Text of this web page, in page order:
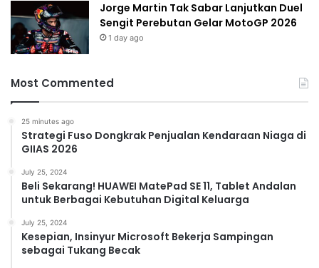
Jorge Martin Tak Sabar Lanjutkan Duel
Sengit Perebutan Gelar MotoGP 2026
1 day ago
Most Commented
25 minutes ago
Strategi Fuso Dongkrak Penjualan Kendaraan Niaga di
GIIAS 2026
July 25, 2024
Beli Sekarang! HUAWEI MatePad SE 11, Tablet Andalan
untuk Berbagai Kebutuhan Digital Keluarga
July 25, 2024
Kesepian, Insinyur Microsoft Bekerja Sampingan
sebagai Tukang Becak